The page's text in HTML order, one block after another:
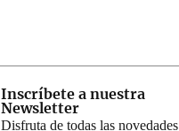
Inscríbete a nuestra
Newsletter
Disfruta de todas las novedades